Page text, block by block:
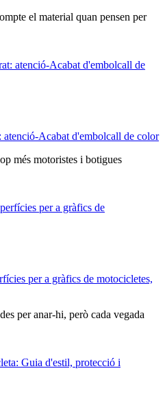
el material quan pensen per
Acabat d'embolcall de color
més motoristes i botigues
per a gràfics de motocicletes,
per anar-hi, però cada vegada